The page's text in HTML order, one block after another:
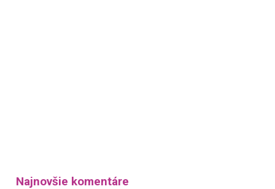
Najnovšie komentáre